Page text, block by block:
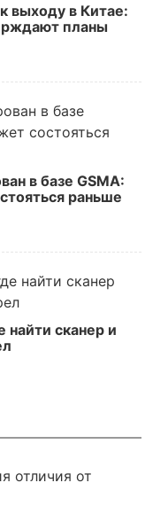
выходу в Китае:
планы
в базе GSMA:
раньше
найти сканер и